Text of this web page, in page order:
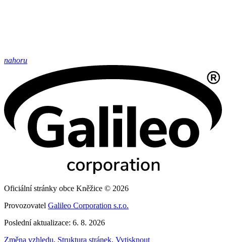
nahoru
Oficiální stránky obce Kněžice © 2026
Provozovatel Galileo Corporation s.r.o.
Poslední aktualizace: 6. 8. 2026
Změna vzhledu, Struktura stránek, Vytisknout